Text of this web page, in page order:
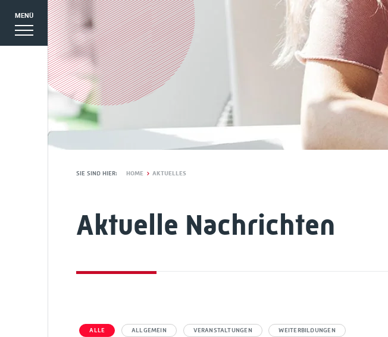
MENÜ
SIE SIND HIER: HOME AKTUELLES
Aktuelle Nachrichten
ALLE ALLGEMEIN VERANSTALTUNGEN WEITERBILDUNGEN